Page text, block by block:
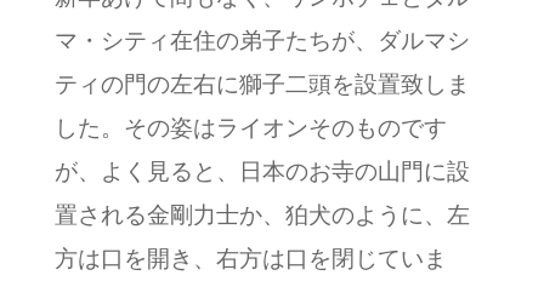
マ・シティ在住の弟子たちが、ダルマシ
ティの門の左右に獅子二頭を設置致しま
した。その姿はライオンそのものです
が、よく見ると、日本のお寺の山門に設
置される金剛力士か、狛犬のように、左
方は口を開き、右方は口を閉じていま